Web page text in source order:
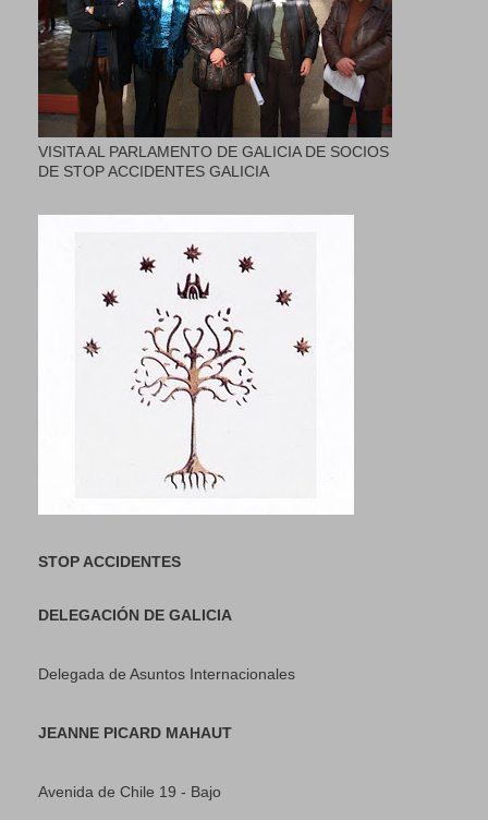
VISITA AL PARLAMENTO DE GALICIA DE SOCIOS
DE STOP ACCIDENTES GALICIA
STOP ACCIDENTES
DELEGACIÓN DE GALICIA
Delegada de Asuntos Internacionales
JEANNE PICARD MAHAUT
Avenida de Chile 19 - Bajo